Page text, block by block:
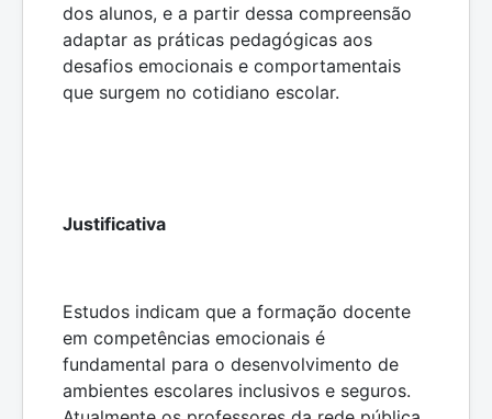
dos alunos, e a partir dessa compreensão
adaptar as práticas pedagógicas aos
desafios emocionais e comportamentais
que surgem no cotidiano escolar.
Justificativa
Estudos indicam que a formação docente
em competências emocionais é
fundamental para o desenvolvimento de
ambientes escolares inclusivos e seguros.